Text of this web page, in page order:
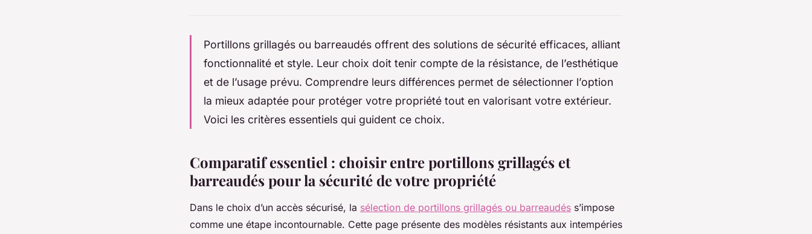
Portillons grillagés ou barreaudés offrent des solutions de sécurité efficaces, alliant
fonctionnalité et style. Leur choix doit tenir compte de la résistance, de l’esthétique
et de l’usage prévu. Comprendre leurs différences permet de sélectionner l’option
la mieux adaptée pour protéger votre propriété tout en valorisant votre extérieur.
Voici les critères essentiels qui guident ce choix.
Comparatif essentiel : choisir entre portillons grillagés et
barreaudés pour la sécurité de votre propriété
Dans le choix d’un accès sécurisé, la sélection de portillons grillagés ou barreaudés s’impose
comme une étape incontournable. Cette page présente des modèles résistants aux intempéries